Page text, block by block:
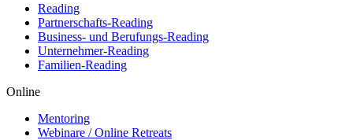
Reading
Partnerschafts-Reading
Business- und Berufungs-Reading
Unternehmer-Reading
Familien-Reading
Online
Mentoring
Webinare / Online Retreats